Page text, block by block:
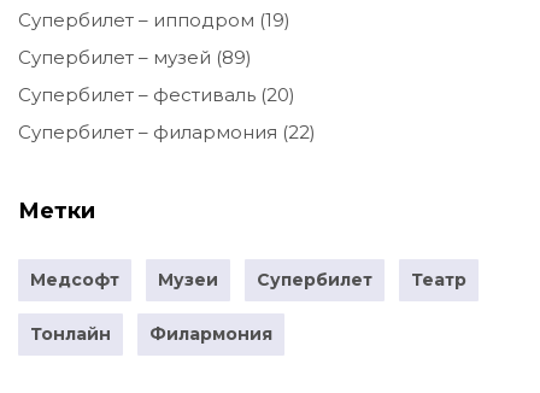
Супербилет – ипподром (19)
Супербилет – музей (89)
Супербилет – фестиваль (20)
Супербилет – филармония (22)
Метки
Медсофт Музеи Супербилет Театр
Тонлайн Филармония